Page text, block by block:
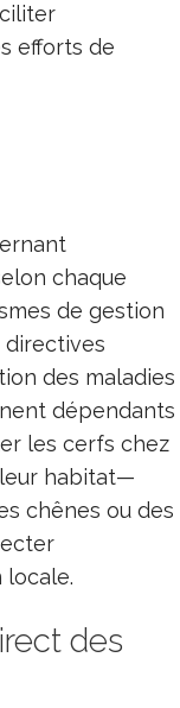
efforts de
chaque
de gestion
directives
des maladies
dépendants
les cerfs chez
leur habitat—
chênes ou des
locale.
des